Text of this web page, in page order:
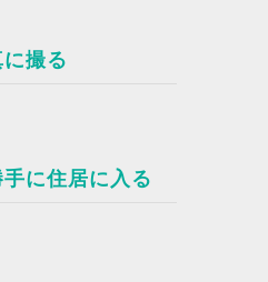
撮る
に住居に入る